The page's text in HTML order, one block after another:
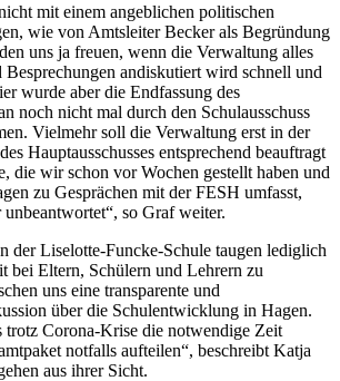
mit einem angeblichen politischen
wie von Amtsleiter Becker als Begründung
uns ja freuen, wenn die Verwaltung alles
andiskutiert wird schnell und
wurde aber die Endfassung des
noch nicht mal durch den Schulausschuss
Vielmehr soll die Verwaltung erst in der
Hauptausschusses entsprechend beauftragt
die wir schon vor Wochen gestellt haben und
zu Gesprächen mit der FESH umfasst,
so Graf weiter.
der Liselotte-Funcke-Schule taugen lediglich
bei Eltern, Schülern und Lehrern zu
uns eine transparente und
über die Schulentwicklung in Hagen.
trotz Corona-Krise die notwendige Zeit
notfalls aufteilen“, beschreibt Katja
aus ihrer Sicht.